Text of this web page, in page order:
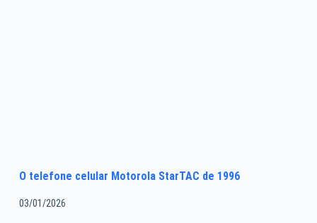
O telefone celular Motorola StarTAC de 1996
03/01/2026